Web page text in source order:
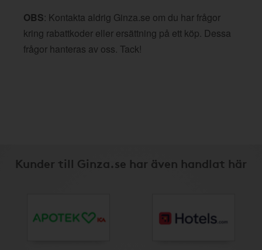
OBS: Kontakta aldrig Ginza.se om du har frågor
kring rabattkoder eller ersättning på ett köp. Dessa
frågor hanteras av oss. Tack!
Kunder till Ginza.se har även handlat här